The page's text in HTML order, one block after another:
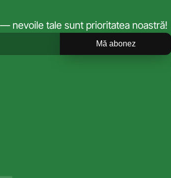
nevoile tale sunt prioritatea noastră!
Mă abonez